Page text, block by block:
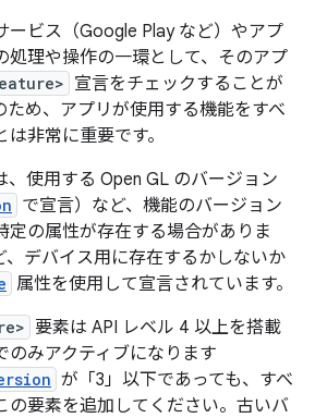
ービス（Google Play など）やアプ
処理や操作の一環として、そのアプ
宣言をチェックすることが
ため、アプリが使用する機能をすべ
非常に重要です。
、使用する Open GL のバージョン
で宣言）など、機能のバージョン
定の属性が存在する場合がありま
、デバイス用に存在するかしないか
属性を使用して宣言されています。
要素は API レベル 4 以上を搭載
のみアクティブになります
が「3」以下であっても、すべ
の要素を追加してください。古いバ